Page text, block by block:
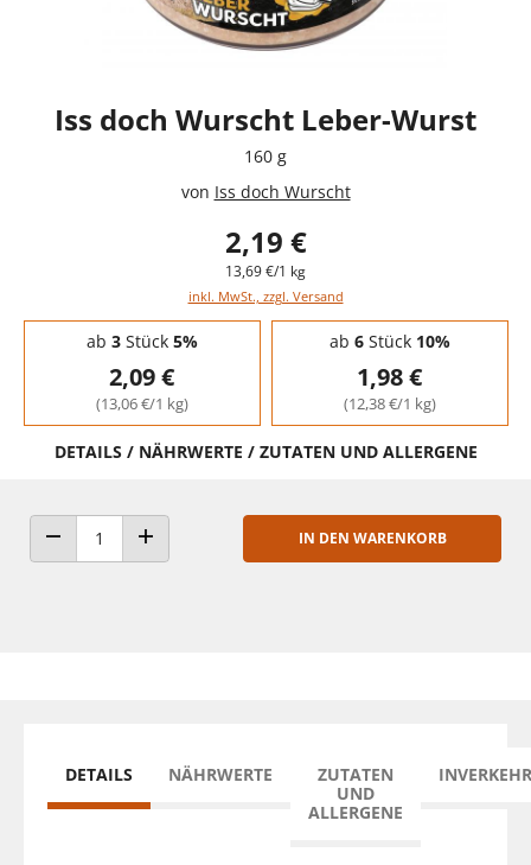
Iss doch Wurscht Leber-Wurst
160 g
von Iss doch Wurscht
2,19 €
13,69 €/1 kg
inkl. MwSt., zzgl. Versand
Staffelpreise - Mengenrabatt
ab 3Stück 5%
2,09 €
(13,06 €/1 kg)
ab 6Stück 10%
1,98 €
(12,38 €/1 kg)
DETAILS / NÄHRWERTE / ZUTATEN UND ALLERGENE
ANZAHL VERRINGERNANZAHL ERHÖHEN
IN DEN WARENKORB
DETAILS NÄHRWERTE
ZUTATEN
UND
ALLERGENE